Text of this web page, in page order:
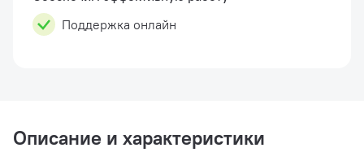
Поддержка онлайн
Описание и характеристики